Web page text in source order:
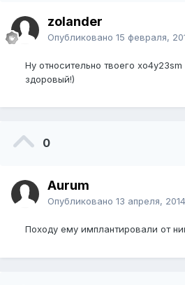
zolander
Опубликовано 15 февраля,
Ну относительно твоего
здоровый!)
0
Aurum
Опубликовано 13 апреля, 2014
Походу ему имплантировали от